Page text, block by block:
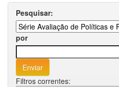
Pesquisar:
por
Filtros correntes: